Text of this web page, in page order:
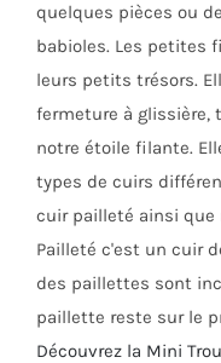
du
quelques pièces ou
babioles. Les petites
leurs petits trésors.
fermeture à glissière,
notre étoile filante.
types de cuirs
cuir pailleté ainsi que
Pailleté c'est un cuir
des paillettes sont
paillette reste sur le
Découvrez la Mini